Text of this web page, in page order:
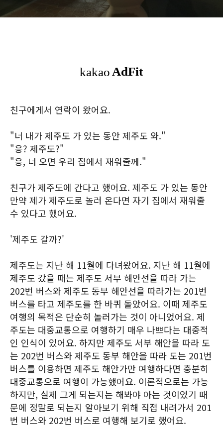
친구에게서 연락이 왔어요.
"너 내가 제주도 가 있는 동안 제주도 와."
"응? 제주도?"
"응, 너 오면 우리 집에서 재워줄께."
친구가 제주도에 간다고 했어요. 제주도 가 있는 동안
만약 제가 제주도로 놀러 온다면 자기 집에서 재워줄
수 있다고 했어요.
'제주도 갈까?'
제주도는 지난 해 11월에 다녀왔어요. 지난 해 11월에
제주도 갔을 때는 제주도 서부 해안선을 따라 가는
202번 버스와 제주도 동부 해안선을 따라가는 201번
버스를 타고 제주도를 한 바퀴 돌았어요. 이때 제주도
여행의 목적은 단순히 놀러가는 것이 아니었어요. 제
주도는 대중교통으로 여행하기 매우 나쁘다는 대중적
인 인식이 있어요. 하지만 제주도 서부 해안을 따라 도
는 202번 버스와 제주도 동부 해안을 따라 도는 201번
버스를 이용하면 제주도 해안가만 여행하다면 충분히
대중교통으로 여행이 가능했어요. 이론적으로는 가능
하지만, 실제 그게 되는지는 해봐야 아는 것이었기 때
문에 정말로 되는지 알아보기 위해 직접 내려가서 201
번 버스와 202번 버스로 여행해 보기로 했어요.